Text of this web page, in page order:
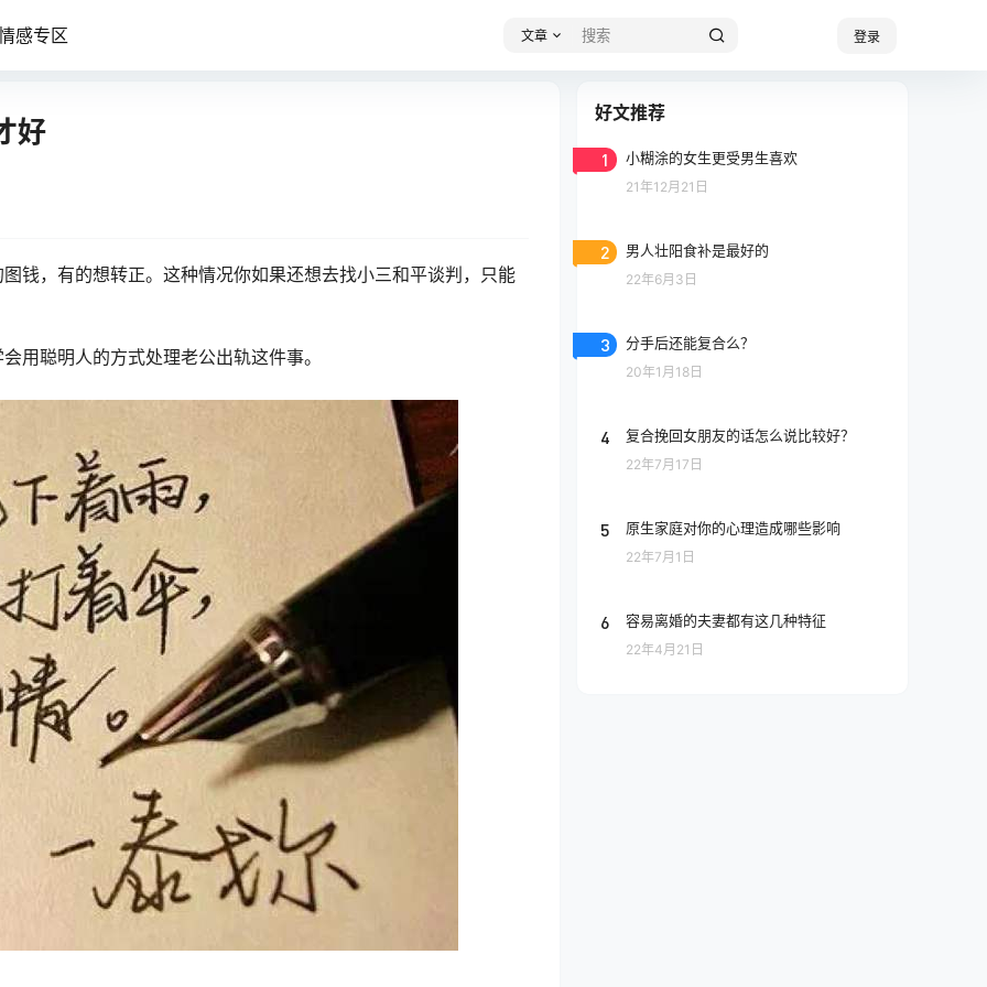
感专区 文章 登录
好
钱，有的想转正。这种情况你如果还想去找小三和平谈判，只能
用聪明人的方式处理老公出轨这件事。
好文推荐
1 小糊涂的女生更受男生喜欢
21年12月21日
2 男人壮阳食补是最好的
22年6月3日
3 分手后还能复合么？
20年1月18日
4 复合挽回女朋友的话怎么说比较好？
22年7月17日
5 原生家庭对你的心理造成哪些影响
22年7月1日
6 容易离婚的夫妻都有这几种特征
22年4月21日